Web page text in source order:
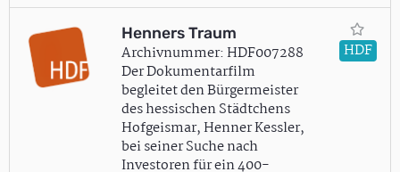
Henners Traum
Archivnummer: HDF007288
Der Dokumentarfilm
begleitet den Bürgermeister
des hessischen Städtchens
Hofgeismar, Henner Kessler,
bei seiner Suche nach
Investoren für ein 400-
HDF